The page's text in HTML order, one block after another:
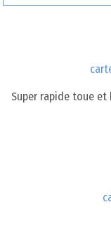
Super rapide toue et